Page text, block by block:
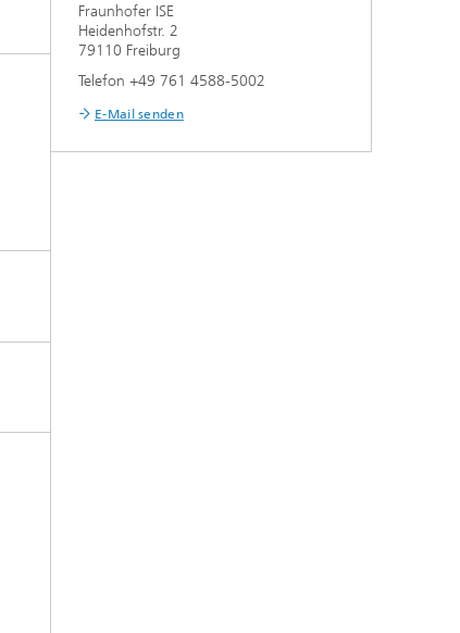
Fraunhofer ISE
Heidenhofstr. 2
79110 Freiburg
Telefon +49 761 4588-5002
E-Mail senden